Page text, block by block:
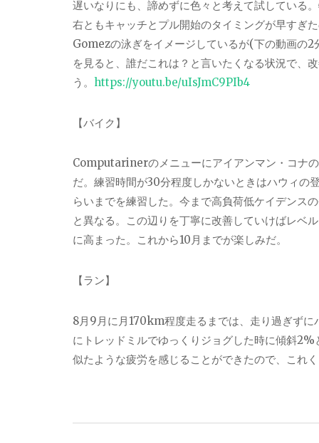
遅いなりにも、諦めずに色々と考えて試している
右ともキャッチとプル開始のタイミングが早すぎ
Gomezの泳ぎをイメージしているが(下の動画の2
を見ると、誰だこれは？と言いたくなる状況で、
う。 https://youtu.be/uIsJmC9PIb4
【バイク】
Computarinerのメニューにアイアンマン・コナ
だ。練習時間が30分程度しかないときはハウィの
らいまでを練習した。今まで高負荷低ケイデンス
と異なる。この辺りを丁寧に改善していけばレベ
に高まった。これから10月までが楽しみだ。
【ラン】
8月 9月に月 170km程度走るまでは、走り過ぎず
にトレッドミルでゆっくりジョグした時に傾斜2%
似たような疲労を感じることができたので、これ